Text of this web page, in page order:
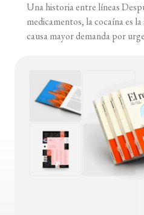
Una historia entre líneas
medicamentos, la cocaína es
causa mayor demanda por
arbusto originario de la región
que [...]